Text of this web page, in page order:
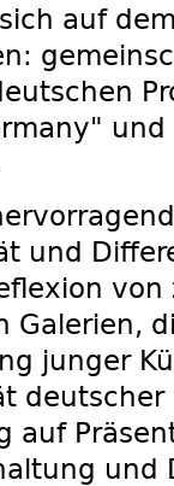
auf
und
von
Galerien,
junger
auf
und